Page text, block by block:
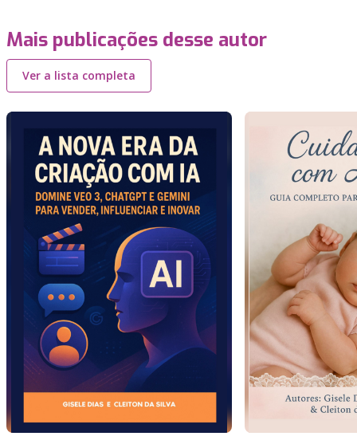
Mais publicações desse autor
Ver a lista completa